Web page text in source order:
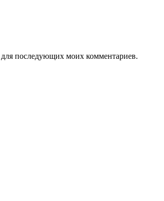
для последующих моих комментариев.